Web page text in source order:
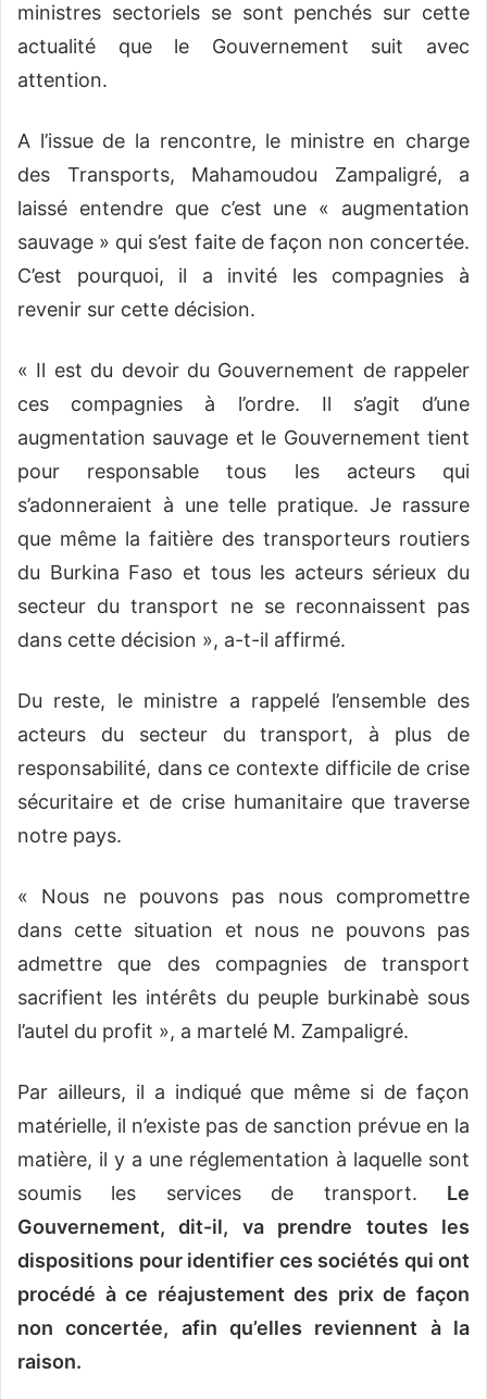
ministres sectoriels se sont penchés sur cette
actualité que le Gouvernement suit avec
attention.
A l’issue de la rencontre, le ministre en charge
des Transports, Mahamoudou Zampaligré, a
laissé entendre que c’est une « augmentation
sauvage » qui s’est faite de façon non concertée.
C’est pourquoi, il a invité les compagnies à
revenir sur cette décision.
« Il est du devoir du Gouvernement de rappeler
ces compagnies à l’ordre. Il s’agit d’une
augmentation sauvage et le Gouvernement tient
pour responsable tous les acteurs qui
s’adonneraient à une telle pratique. Je rassure
que même la faitière des transporteurs routiers
du Burkina Faso et tous les acteurs sérieux du
secteur du transport ne se reconnaissent pas
dans cette décision », a-t-il affirmé.
Du reste, le ministre a rappelé l’ensemble des
acteurs du secteur du transport, à plus de
responsabilité, dans ce contexte difficile de crise
sécuritaire et de crise humanitaire que traverse
notre pays.
« Nous ne pouvons pas nous compromettre
dans cette situation et nous ne pouvons pas
admettre que des compagnies de transport
sacrifient les intérêts du peuple burkinabè sous
l’autel du profit », a martelé M. Zampaligré.
Par ailleurs, il a indiqué que même si de façon
matérielle, il n’existe pas de sanction prévue en la
matière, il y a une réglementation à laquelle sont
soumis les services de transport. Le
Gouvernement, dit-il, va prendre toutes les
dispositions pour identifier ces sociétés qui ont
procédé à ce réajustement des prix de façon
non concertée, afin qu’elles reviennent à la
raison.